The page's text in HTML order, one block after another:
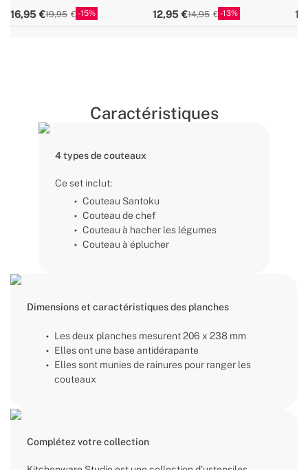
16,95 19,95 15 12,95 14,95 13
Caractéristiques
4 types de couteaux
Ce set inclut:
Couteau Santoku
Couteau de chef
Couteau à hacher les légumes
Couteau à éplucher
Dimensions et caractéristiques des planches
Les deux planches mesurent 206 x 238 mm
Elles ont une base antidérapante
Elles sont munies de rainures pour ranger les
couteaux
Complétez votre collection